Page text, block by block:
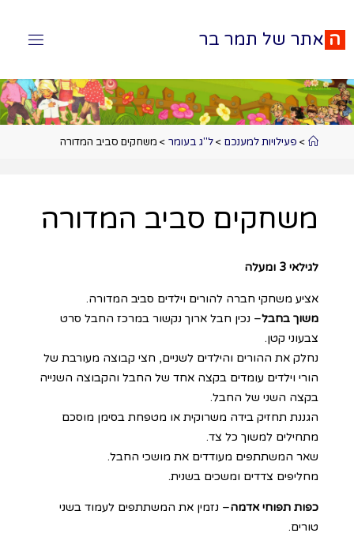
ה אתר של תמר בר
> פעילויות למענכם>ל"ג בעומר> משחקים סביב המדורה
משחקים סביב המדורה
לגילאי 3 ומעלה
אציע משחקי חברה להורים וילדים סביב המדורה.
משוך בחבל– נכין חבל ארוך נקשור במרכז החבל סרט
צבעוני קטן.
נחלק את ההורים והילדים לשניים, חצי קבוצה מעורבת של
הורי וילדים עומדים בקצה אחד של החבל והקבוצה השנייה
בקצה השני של החבל.
הגננת תחזיק בידה משרוקית או מטפחת בסימן מוסכם
מתחילים למשוך כל צד.
שאר המשתתפים מעודדים את מושכי החבל.
מחליפים צדדים ומשכים בשנית.
כפות תפוחי אדמה– נזמין את המשתתפים לעמוד בשני
טורים.